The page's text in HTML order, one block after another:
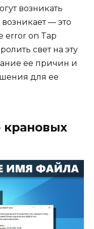
возникать
— это
error on Tap
свет на эту
ее причин и
для ее